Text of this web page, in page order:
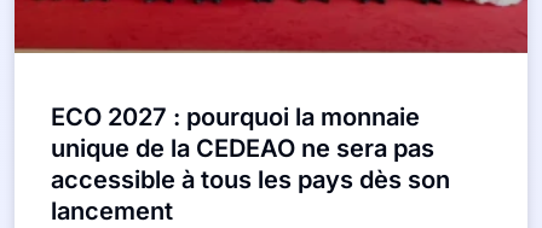
ECO 2027 : pourquoi la monnaie
unique de la CEDEAO ne sera pas
accessible à tous les pays dès son
lancement